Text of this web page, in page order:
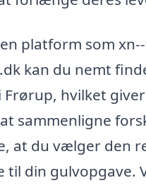
platform som
kan du nemt
hvilket
sammenligne
at du vælger den
til din gulvopgave.